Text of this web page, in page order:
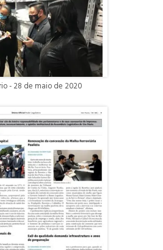
- 28 de maio de 2020
a Deputada Adriana Borgo!